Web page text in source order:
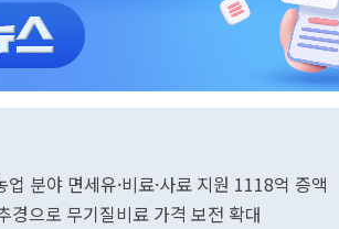
분야 면세유·비료·사료 지원 1118억 증액
으로 무기질비료 가격 보전 확대